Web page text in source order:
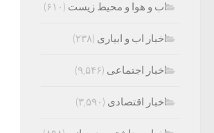
اب و هوا و محیط زیست (۶۱۰)
اخبار اب و ابیاری (۲۳۸)
اخبار اجتماعی (۹,۵۴۶)
اخبار اقتصادی (۳,۵۹۰)